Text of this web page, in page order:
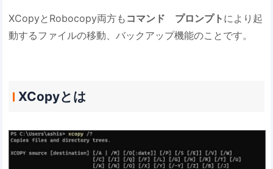
XCopyとRobocopy両方も コマンド プロンプト により起
動するファイルの移動、バックアップ機能のことです。
XCopyとは